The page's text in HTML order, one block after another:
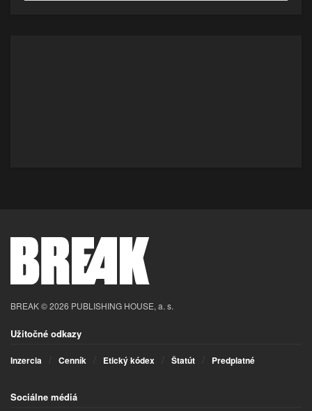
BREAK © 2026 PUBLISHING HOUSE, a. s.
Užitočné odkazy
Inzercia Cenník Etický kódex Štatút Predplatné
Sociálne médiá